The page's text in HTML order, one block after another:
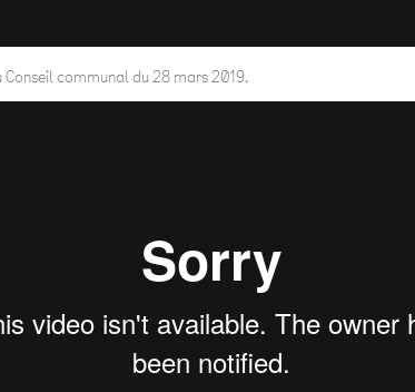
Conseil communal du 28 mars 2019.